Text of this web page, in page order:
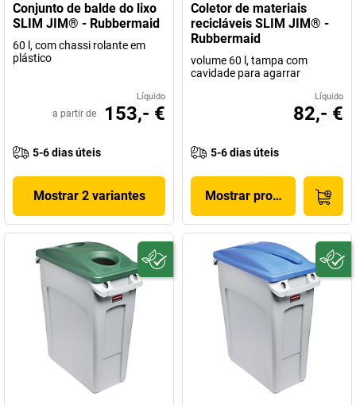
Conjunto de balde do lixo
SLIM JIM® - Rubbermaid
60 l, com chassi rolante em
plástico
Líquido
a partir de 153,- €
5-6 dias úteis
Mostrar 2 variantes
Coletor de materiais
recicláveis SLIM JIM® -
Rubbermaid
volume 60 l, tampa com
cavidade para agarrar
Líquido
82,- €
5-6 dias úteis
Mostrar produto